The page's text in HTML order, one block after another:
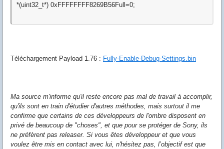
*(uint32_t*) 0xFFFFFFFF8269B56Full=0;
Téléchargement Payload 1.76 : Fully-Enable-Debug-Settings.bin
Ma source m'informe qu'il reste encore pas mal de travail à accomplir,
qu'ils sont en train d'étudier d'autres méthodes, mais surtout il me
confirme que certains de ces développeurs de l'ombre disposent en
privé de beaucoup de "choses", et que pour se protéger de Sony, ils
ne préfèrent pas releaser. Si vous êtes développeur et que vous
voulez être mis en contact avec lui, n'hésitez pas, l’objectif est que